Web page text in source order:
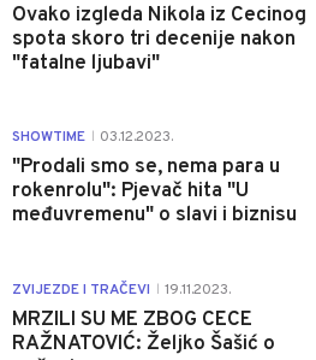
Ovako izgleda Nikola iz Cecinog
spota skoro tri decenije nakon
"fatalne ljubavi"
SHOWTIME 03.12.2023.
"Prodali smo se, nema para u
rokenrolu": Pjevač hita "U
međuvremenu" o slavi i biznisu
ZVIJEZDE I TRAČEVI 19.11.2023.
MRZILI SU ME ZBOG CECE
RAŽNATOVIĆ: Željko Šašić o